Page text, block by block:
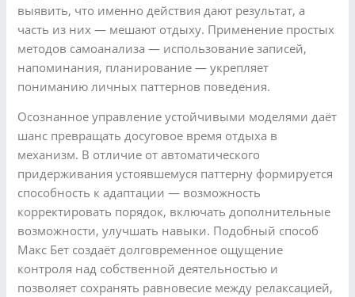
выявить, что именно действия дают результат, а
часть из них — мешают отдыху. Применение простых
методов самоанализа — использование записей,
напоминания, планирование — укрепляет
пониманию личных паттернов поведения.
Осознанное управление устойчивыми моделями даёт
шанс превращать досуговое время отдыха в
механизм. В отличие от автоматического
придерживания устоявшемуся паттерну формируется
способность к адаптации — возможность
корректировать порядок, включать дополнительные
возможности, улучшать навыки. Подобный способ
Макс Бет создаёт долговременное ощущение
контроля над собственной деятельностью и
позволяет сохранять равновесие между релаксацией,